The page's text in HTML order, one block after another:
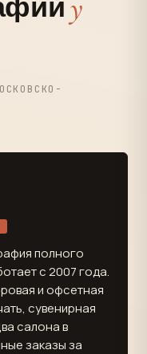
у
полного
с 2007 года.
и офсетная
сувенирная
салона в
заказы за